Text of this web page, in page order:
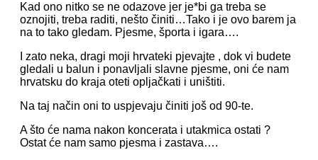
Kad ono nitko se ne odazove jer je*bi ga treba se
oznojiti, treba raditi, nešto činiti…Tako i je ovo barem ja
na to tako gledam. Pjesme, športa i igara….
I zato neka, dragi moji hrvateki pjevajte , dok vi budete
gledali u balun i ponavljali slavne pjesme, oni će nam
hrvatsku do kraja oteti opljačkati i uništiti.
Na taj način oni to uspjevaju činiti još od 90-te.
A što će nama nakon koncerata i utakmica ostati ?
Ostat će nam samo pjesma i zastava….